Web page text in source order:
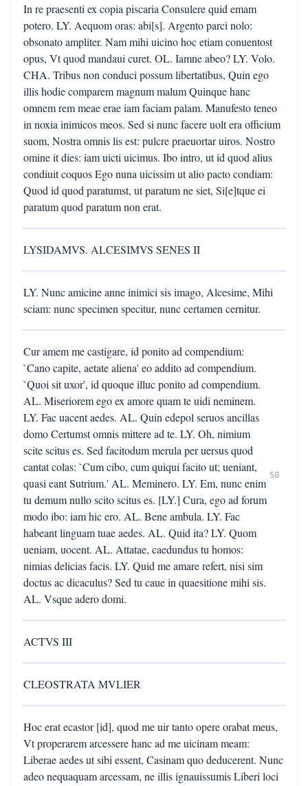
In re praesenti ex copia piscaria Consulere quid emam
potero. LY. Aequom oras: abi[s]. Argento parci nolo:
obsonato ampliter. Nam mihi uicino hoc etiam conuentost
opus, Vt quod mandaui curet. OL. Iamne abeo? LY. Volo.
CHA. Tribus non conduci possum libertatibus, Quin ego
illis hodie comparem magnum malum Quinque hanc
omnem rem meae erae iam faciam palam. Manufesto teneo
in noxia inimicos meos. Sed si nunc facere uolt era officium
suom, Nostra omnis lis est: pulcre praeuortar uiros. Nostro
omine it dies: iam uicti uicimus. Ibo intro, ut id quod alius
condiuit coquos Ego nuna uicissim ut alio pacto condiam:
Quod id quod paratumst, ut paratum ne siet, Si[e]tque ei
paratum quod paratum non erat.
LYSIDAMVS. ALCESIMVS SENES II
LY. Nunc amicine anne inimici sis imago, Alcesime, Mihi
sciam: nunc specimen specitur, nunc certamen cernitur.
Cur amem me castigare, id ponito ad compendium:
`Cano capite, aetate aliena' eo addito ad compendium.
`Quoi sit uxor', id quoque illuc ponito ad compendium.
AL. Miseriorem ego ex amore quam te uidi neminem.
LY. Fac uacent aedes. AL. Quin edepol seruos ancillas
domo Certumst omnis mittere ad te. LY. Oh, nimium
scite scitus es. Sed facitodum merula per uersus quod
cantat colas: `Cum cibo, cum quiqui facito ut; ueniant,
quasi eant Sutrium.' AL. Meminero. LY. Em, nunc enim
tu demum nullo scito scitus es. [LY.] Cura, ego ad forum
modo ibo: iam hic ero. AL. Bene ambula. LY. Fac
habeant linguam tuae aedes. AL. Quid ita? LY. Quom
ueniam, uocent. AL. Attatae, caedundus tu homos:
nimias delicias facis. LY. Quid me amare refert, nisi sim
doctus ac dicaculus? Sed tu caue in quaesitione mihi sis.
AL. Vsque adero domi.
50
ACTVS III
CLEOSTRATA MVLIER
Hoc erat ecastor [id], quod me uir tanto opere orabat meus,
Vt properarem arcessere hanc ad me uicinam meam:
Liberae aedes ut sibi essent, Casinam quo deducerent. Nunc
adeo nequaquam arcessam, ne illis ignauissumis Liberi loci